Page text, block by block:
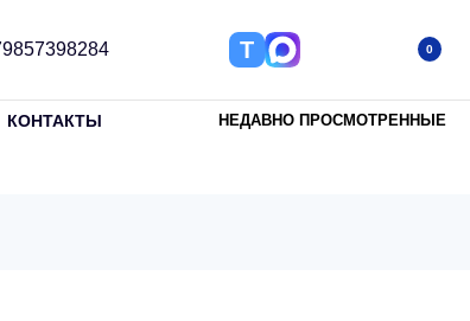
Т 0
КОНТАКТЫ НЕДАВНО ПРОСМОТРЕННЫЕ